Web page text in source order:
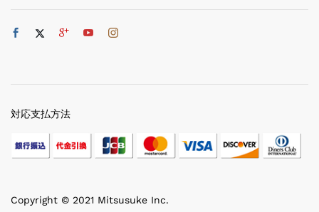
Copyright © 2021 Mitsusuke Inc.
対応支払方法